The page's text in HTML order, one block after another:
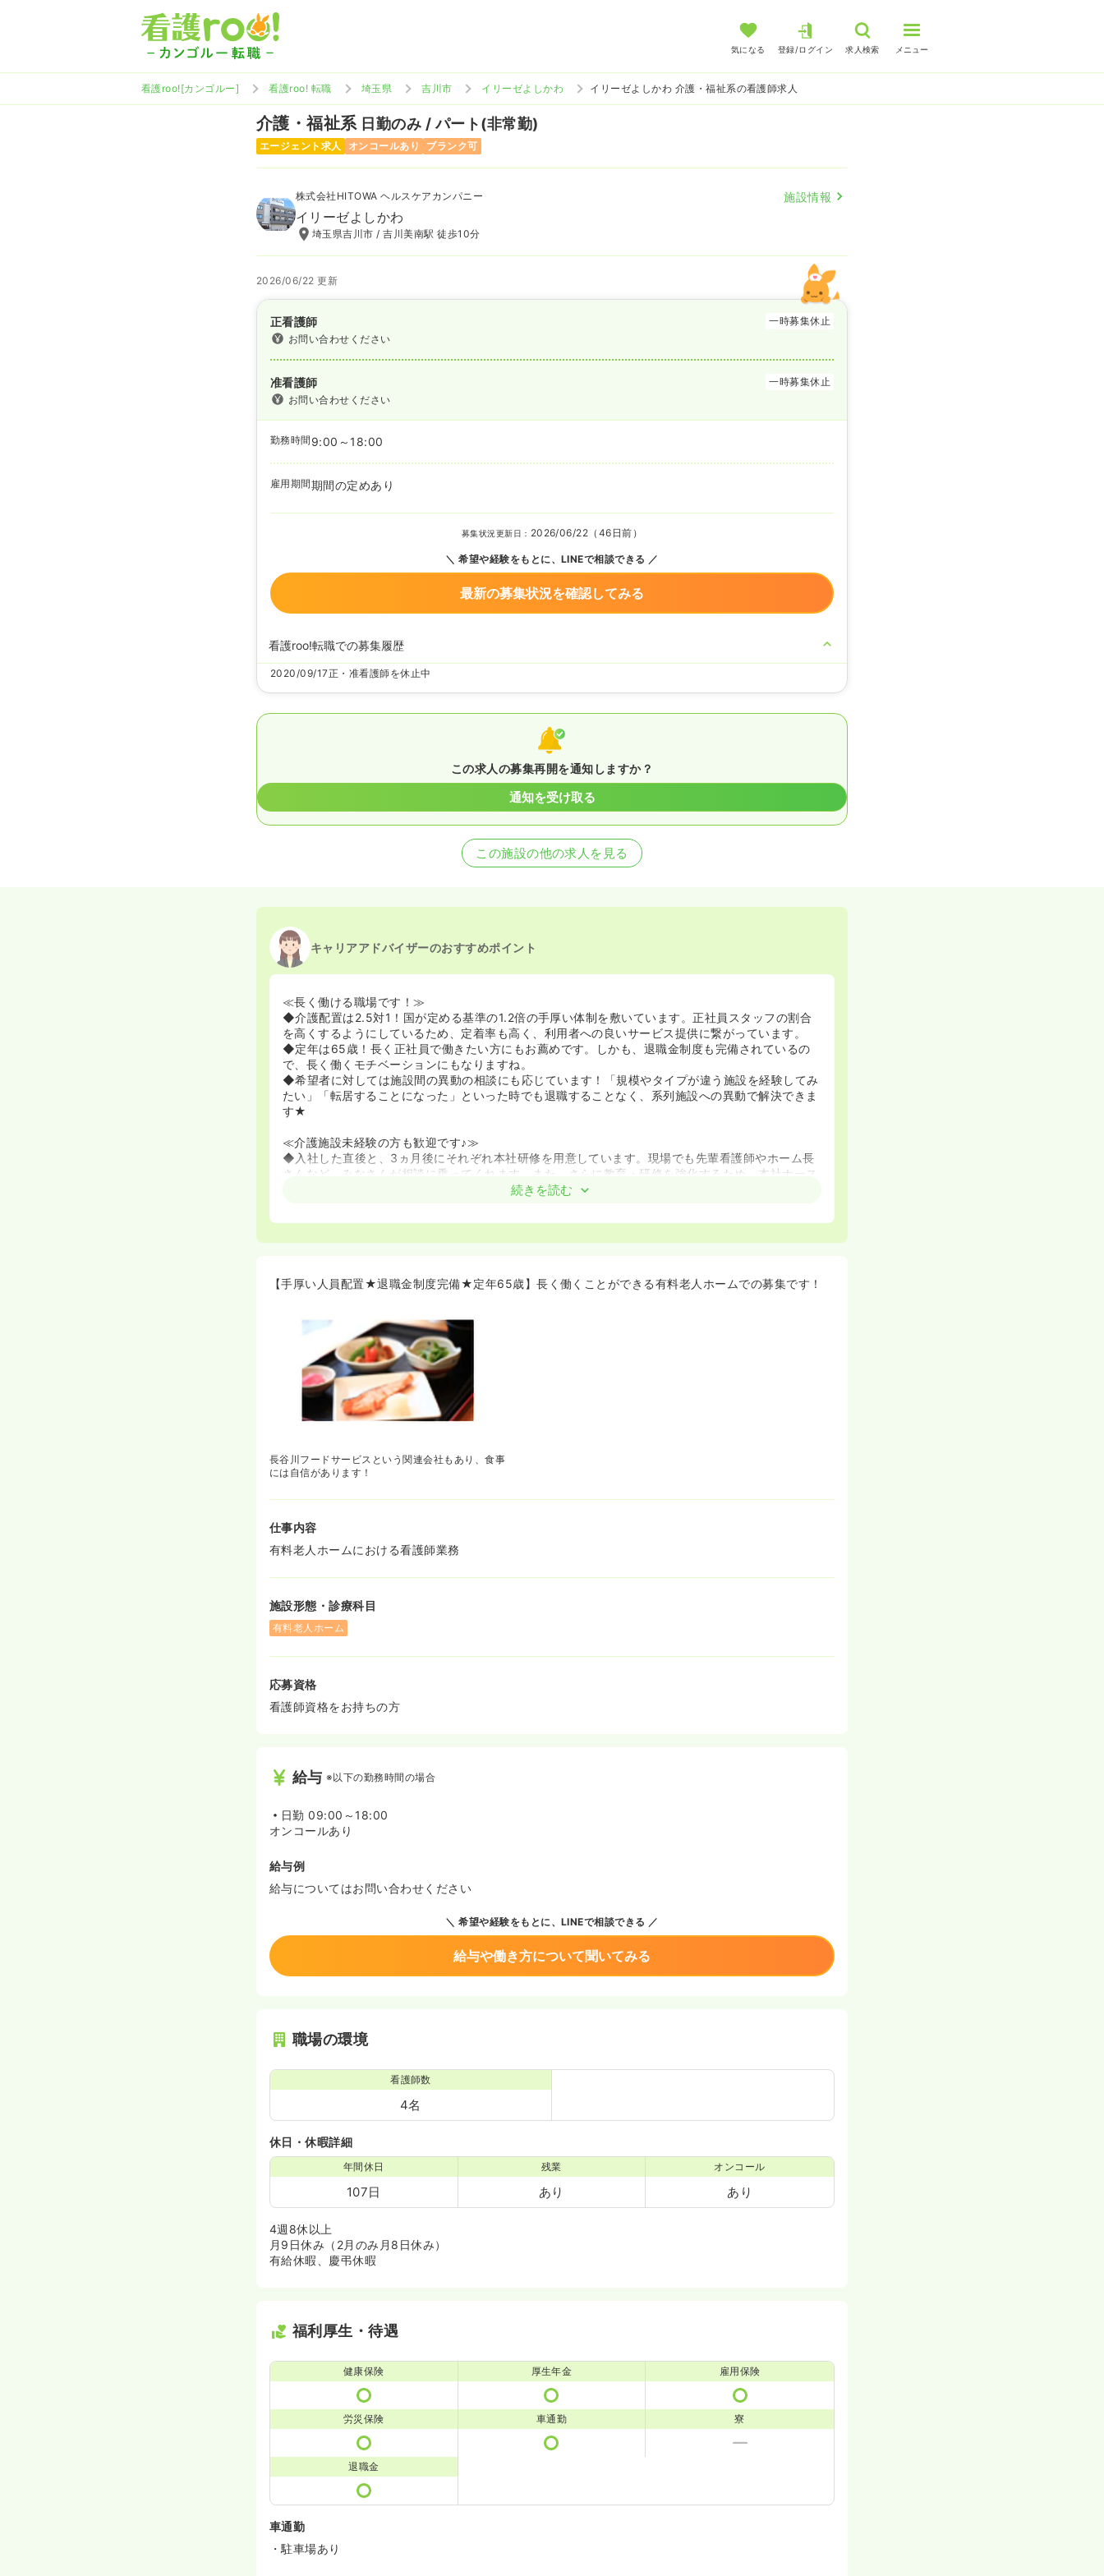
気になる 登録/ログイン 求人検索 メニュー
看護roo![カンゴルー] 看護roo! 転職 埼玉県 吉川市 イリーゼよしかわ イリーゼよしかわ 介護・福祉系の看護師求人
介護・福祉系 日勤のみ / パート(非常勤)
エージェント求人 オンコールあり ブランク可
株式会社HITOWA ヘルスケアカンパニー 施設情報
イリーゼよしかわ
埼玉県吉川市 / 吉川美南駅 徒歩10分
2026/06/22 更新
正看護師
一時募集休止
お問い合わせください
准看護師
一時募集休止
お問い合わせください
勤務時間 9:00～18:00
雇用期間期間の定めあり
募集状況更新日： 2026/06/22（46日前）
希望や経験をもとに、LINEで相談できる
最新の募集状況を確認してみる
看護roo!転職での募集履歴
2020/09/17正・准看護師を休止中
この求人の募集再開を通知しますか？
通知を受け取る
この施設の他の求人を見る
キャリアアドバイザーのおすすめポイント
≪長く働ける職場です！≫
◆介護配置は2.5対1！国が定める基準の1.2倍の手厚い体制を敷いています。正社員スタッフの割合
を高くするようにしているため、定着率も高く、利用者への良いサービス提供に繋がっています。
◆定年は65歳！長く正社員で働きたい方にもお薦めです。しかも、退職金制度も完備されているの
で、長く働くモチベーションにもなりますね。
◆希望者に対しては施設間の異動の相談にも応じています！「規模やタイプが違う施設を経験してみ
たい」「転居することになった」といった時でも退職することなく、系列施設への異動で解決できま
す★
≪介護施設未経験の方も歓迎です♪≫
◆入社した直後と、3ヵ月後にそれぞれ本社研修を用意しています。現場でも先輩看護師やホーム長
さんなど、みなさんが相談に乗ってくれます。また、さらに教育・研修を強化するため、本社ナース
い。
続きを読む
【手厚い人員配置★退職金制度完備★定年65歳】長く働くことができる有料老人ホームでの募集です！
長谷川フードサービスという関連会社もあり、食事
には自信があります！
仕事内容
有料老人ホームにおける看護師業務
施設形態・診療科目
有料老人ホーム
応募資格
看護師資格をお持ちの方
給与 ※以下の勤務時間の場合
日勤 09:00～18:00
オンコールあり
給与例
給与についてはお問い合わせください
希望や経験をもとに、LINEで相談できる
給与や働き方について聞いてみる
職場の環境
看護師数
4名
休日・休暇詳細
年間休日
107日
残業
あり
オンコール
あり
4週8休以上
月9日休み（2月のみ月8日休み）
有給休暇、慶弔休暇
福利厚生・待遇
健康保険 厚生年金 雇用保険
労災保険 車通勤 寮
退職金
車通勤
・駐車場あり